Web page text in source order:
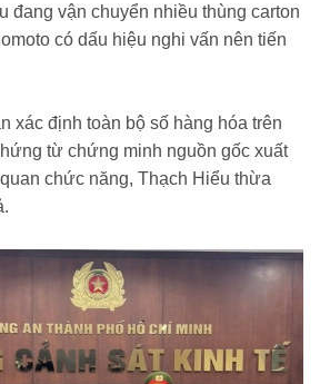
đang vận chuyển nhiều thùng carton
có dấu hiệu nghi vấn nên tiến
xác định toàn bộ số hàng hóa trên
từ chứng minh nguồn gốc xuất
chức năng, Thạch Hiểu thừa